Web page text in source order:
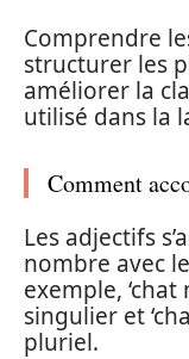
Comprendre
structurer les
améliorer la
utilisé dans la
Comment
Les adjectifs
nombre avec
exemple,
singulier et
pluriel.